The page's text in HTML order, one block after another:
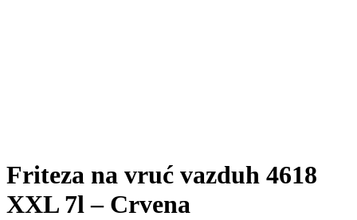
Friteza na vruć vazduh 4618
XXL 7l – Crvena